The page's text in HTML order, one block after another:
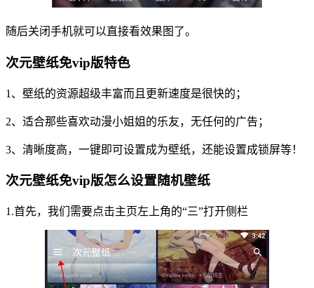
随后关闭手机就可以直接看效果图了。
次元壁纸免vip版特色
1、壁纸的资源超级丰富而且更新速度是很快的；
2、适合那些喜欢动漫小姐姐的乐友，无任何的广告；
3、清晰度高，一键即可设置成为壁纸，还能设置成锁屏等！
次元壁纸免vip版怎么设置随机壁纸
1.首先，我们需要点击主页左上角的“三”打开侧栏